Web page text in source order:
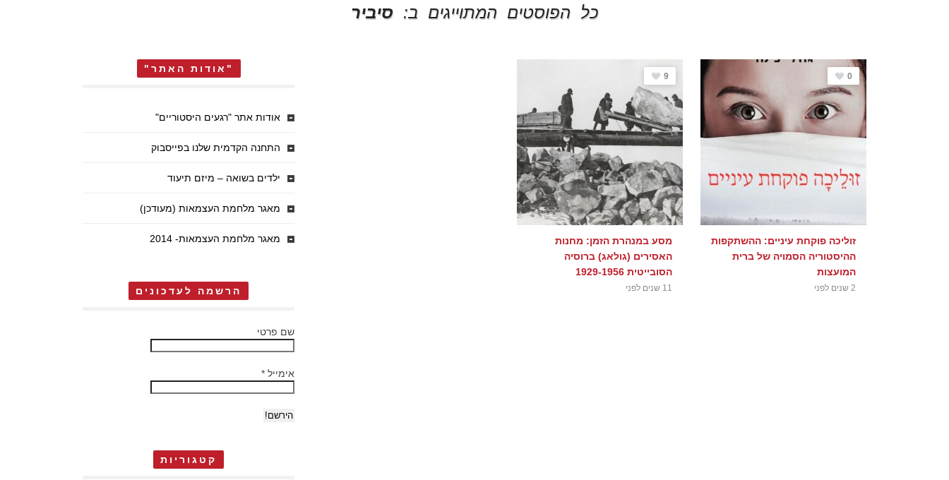
כל הפוסטים המתוייגים ב:סיביר
0
זוליכה פוקחת עיניים: ההשתקפות
ההיסטוריה הסמויה של ברית
המועצות
2 שנים לפני
9
מסע במנהרת הזמן: מחנות
האסירים (גולאג) ברוסיה
הסובייטית 1929-1956
11 שנים לפני
"אודות האתר"
אודות אתר "רגעים היסטוריים"
התחנה הקדמית שלנו בפייסבוק
ילדים בשואה – מיזם תיעוד
מאגר מלחמת העצמאות (מעודכן)
מאגר מלחמת העצמאות- 2014
הרשמה לעדכונים
שם פרטי
אימייל *
קטגוריות